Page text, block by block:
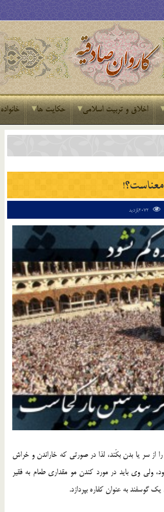
اخلاق و تربیت اسلامی حکایت ها خانواده
سر یا بدن بکَند، لذا در صورتی ‌که خاراندن و خراش
وی باید در مورد کندن مو مقداری طعام به فقیر